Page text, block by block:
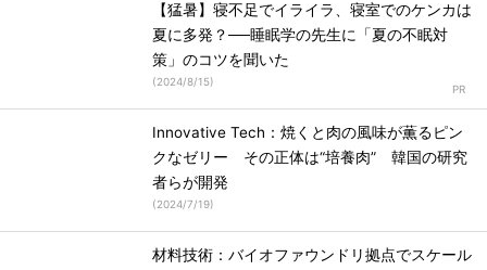
【猛暑】寝不足でイライラ、寝室でのケンカは
夏に多発？──睡眠学の先生に「夏の不眠対
策」のコツを聞いた
(2024/8/15)
Innovative Tech：焼くと肉の風味が薫るピン
クなゼリー その正体は“培養肉” 韓国の研究
者らが開発
(2024/7/19)
材料技術：バイオファウンドリ拠点でスケール